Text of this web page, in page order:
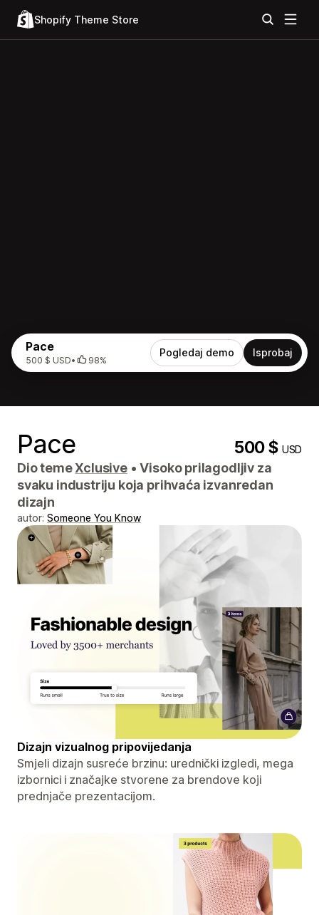
Shopify Theme Store
Pace
500 $ USD• 98%
Pogledaj demo Isprobaj
Pace 500 $USD
Dio temeXclusive • Visoko prilagodljiv za
svaku industriju koja prihvaća izvanredan
dizajn
autor: Someone You Know
Dizajn vizualnog pripovijedanja
Smjeli dizajn susreće brzinu: urednički izgledi, mega
izbornici i značajke stvorene za brendove koji
prednjače prezentacijom.